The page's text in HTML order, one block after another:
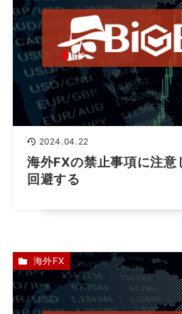
2024.04.22
海外FXの禁止事項に注意
回避する
海外FX